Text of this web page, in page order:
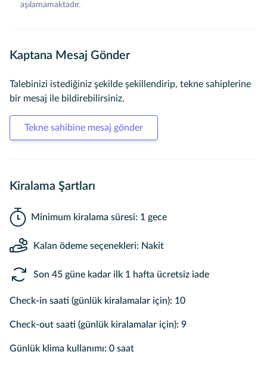
aşılamamaktadır.
Kaptana Mesaj Gönder
Talebinizi istediğiniz şekilde şekillendirip, tekne sahiplerine
bir mesaj ile bildirebilirsiniz.
Tekne sahibine mesaj gönder
Kiralama Şartları
Minimum kiralama süresi: 1 gece
Kalan ödeme seçenekleri: Nakit
Son 45 güne kadar ilk 1 hafta ücretsiz iade
Check-in saati (günlük kiralamalar için): 10
Check-out saati (günlük kiralamalar için): 9
Günlük klima kullanımı: 0 saat